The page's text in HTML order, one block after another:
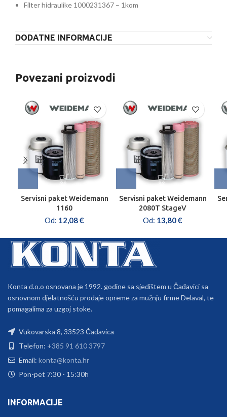
Filter hidraulike 1000231367 – 1kom
DODATNE INFORMACIJE
Povezani proizvodi
Servisni paket Weidemann
1160
Od: 12,08€
Servisni paket Weidemann
2080T StageV
Od: 13,80€
Konta d.o.o osnovana je 1992. godine sa sjedištem u Čađavici sa
osnovnom djelatnošću prodaje opreme za mužnju firme Delaval, te
pomagalima za uzgoj stoke.
Vukovarska 8, 33523 Čađavica
Telefon: +385 91 610 3797
Email: konta@konta.hr
Pon-pet 7:30 - 15:30h
INFORMACIJE